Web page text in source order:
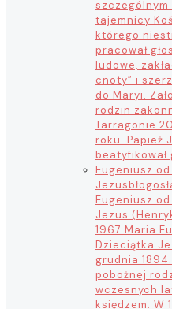
szczególnym
tajemnicy
którego
pracował
ludowe,
cnoty” i
do Maryi.
rodzin
Tarragonie
roku. Papież
beatyfikował
Eugeniusz
Jezus
Eugeniusz
Jezus
1967 Maria
Dzieciątka
grudnia
pobożnej
wczesnych
księdzem. W